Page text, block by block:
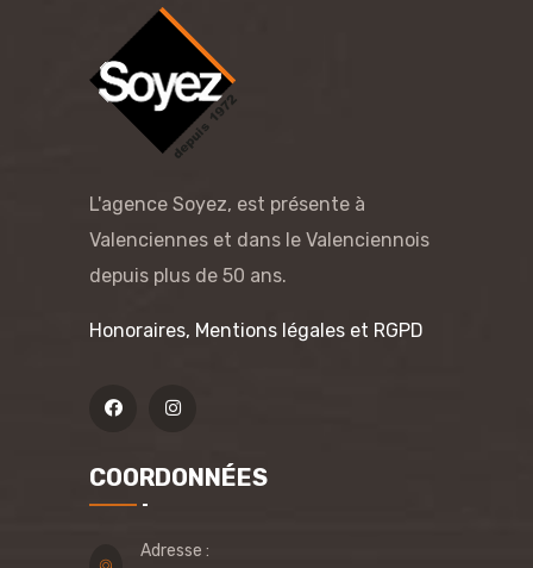
L'agence Soyez, est présente à
Valenciennes et dans le Valenciennois
depuis plus de 50 ans.
Honoraires, Mentions légales et RGPD
COORDONNÉES
Adresse :